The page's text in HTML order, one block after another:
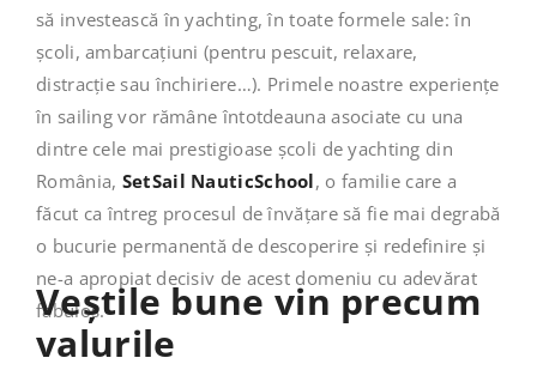
să investească în yachting, în toate formele sale: în
școli, ambarcațiuni (pentru pescuit, relaxare,
distracție sau închiriere…). Primele noastre experiențe
în sailing vor rămâne întotdeauna asociate cu una
dintre cele mai prestigioase școli de yachting din
România, SetSail NauticSchool, o familie care a
făcut ca întreg procesul de învățare să fie mai degrabă
o bucurie permanentă de descoperire și redefinire și
ne-a apropiat decisiv de acest domeniu cu adevărat
fabulos.
Veștile bune vin precum
valurile